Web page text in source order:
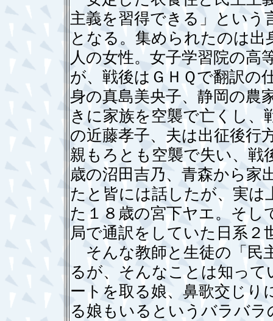
主義を習得できる」という
となる。集められたのは
人の女性。女子学習院の高
が、戦後はＧＨＱで翻訳の
身の真島美央子、静岡の農
きに家族を空襲で亡くし、
の近藤孝子、夫は出征後行
親もろとも空襲で失い、戦
歳の沼田吉乃、青森から家
たと皆には話したが、実は
た１８歳の宮下ヤエ。そし
局で通訳をしていた日系２
そんな教師と生徒の「民
るが、そんなことは知っ
ートを取る娘、鼻歌交じり
る娘もいるというバラバ